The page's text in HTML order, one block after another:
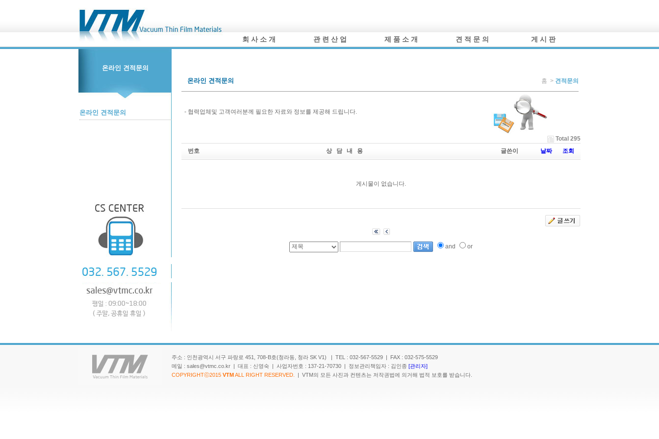
회 사 소 개 관 련 산 업 제 품 소 개 견 적 문 의 게 시 판
온라인 견적문의
온라인 견적문의
온라인 견적문의 홈 > 견적문의
- 협력업체및 고객여러분께 필요한 자료와 정보를 제공해 드립니다.
Total 295
번호
상 담 내 용 글쓴이 날짜 조회
게시물이 없습니다.
and or
주소 : 인천광역시 서구 파랑로 451, 708-B호(청라동, 청라 SK V1) | TEL : 032-567-5529 | FAX : 032-575-5529
메일 : sales@vtmc.co.kr | 대표 : 신영숙 | 사업자번호 : 137-21-70730 | 정보관리책임자 : 김인종 [관리자]
COPYRIGHTⓒ2015 VTMALL RIGHT RESERVED. | VTM의 모든 사진과 컨텐츠는 저작권법에 의거해 법적 보호를 받습니다.